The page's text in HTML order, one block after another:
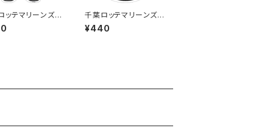
ッテマリーンズス
13
千葉ロッテマリーンズス
テッカー15
¥440